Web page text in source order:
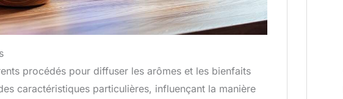
procédés pour diffuser les arômes et les bienfaits
caractéristiques particulières, influençant la manière